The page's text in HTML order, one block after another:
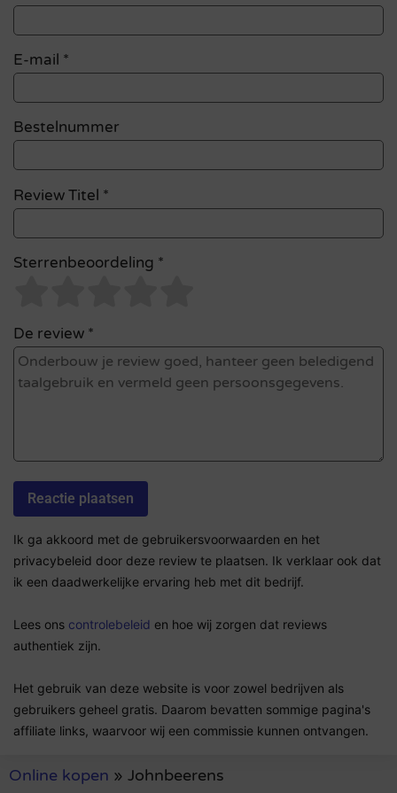
E-mail *
Bestelnummer
Review Titel *
Sterrenbeoordeling *
De review *
Ik ga akkoord met de gebruikersvoorwaarden en het
privacybeleid door deze review te plaatsen. Ik verklaar ook dat
ik een daadwerkelijke ervaring heb met dit bedrijf.
Lees ons controlebeleid en hoe wij zorgen dat reviews
authentiek zijn.
Het gebruik van deze website is voor zowel bedrijven als
gebruikers geheel gratis. Daarom bevatten sommige pagina's
affiliate links, waarvoor wij een commissie kunnen ontvangen.
Online kopen » Johnbeerens